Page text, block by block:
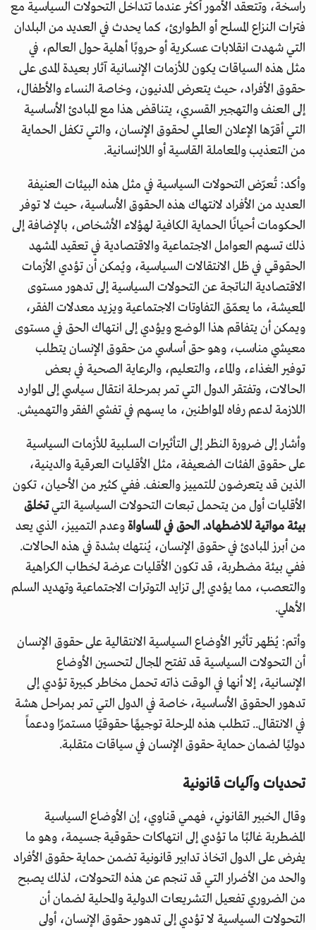
راسخة، وتتعقد الأمور أكثر عندما تتداخل التحولات السياسية مع
فترات النزاع المسلح أو الطوارئ، كما يحدث في العديد من البلدان
التي شهدت انقلابات عسكرية أو حروبًا أهلية حول العالم، في
مثل هذه السياقات يكون للأزمات الإنسانية آثار بعيدة المدى على
حقوق الأفراد، حيث يتعرض المدنيون، وخاصة النساء والأطفال،
إلى العنف والتهجير القسري، يتناقض هذا مع المبادئ الأساسية
التي أقرّها الإعلان العالمي لحقوق الإنسان، والتي تكفل الحماية
من التعذيب والمعاملة القاسية أو اللاإنسانية.
وأكد: تُعرّض التحولات السياسية في مثل هذه البيئات العنيفة
العديد من الأفراد لانتهاك هذه الحقوق الأساسية، حيث لا توفر
الحكومات أحيانًا الحماية الكافية لهؤلاء الأشخاص، بالإضافة إلى
ذلك تسهم العوامل الاجتماعية والاقتصادية في تعقيد المشهد
الحقوقي في ظل الانتقالات السياسية، ويُمكن أن تؤدي الأزمات
الاقتصادية الناتجة عن التحولات السياسية إلى تدهور مستوى
المعيشة، ما يعمّق التفاوتات الاجتماعية ويزيد معدلات الفقر،
ويمكن أن يتفاقم هذا الوضع ويؤدي إلى انتهاك الحق في مستوى
معيشي مناسب، وهو حق أساسي من حقوق الإنسان يتطلب
توفير الغذاء، والماء، والتعليم، والرعاية الصحية في بعض
الحالات، وتفتقر الدول التي تمر بمرحلة انتقال سياسي إلى الموارد
اللازمة لدعم رفاه المواطنين، ما يسهم في تفشي الفقر والتهميش.
وأشار إلى ضرورة النظر إلى التأثيرات السلبية للأزمات السياسية
على حقوق الفئات الضعيفة، مثل الأقليات العرقية والدينية،
الذين قد يتعرضون للتمييز والعنف. ففي كثير من الأحيان، تكون
الأقليات أول من يتحمل تبعات التحولات السياسية التيتخلق
بيئة مواتية للاضطهاد. الحق في المساواةوعدم التمييز، الذي يعد
من أبرز المبادئ في حقوق الإنسان، يُنتهك بشدة في هذه الحالات.
ففي بيئة مضطربة، قد تكون الأقليات عرضة لخطاب الكراهية
والتعصب، مما يؤدي إلى تزايد التوترات الاجتماعية وتهديد السلم
الأهلي.
وأتم: يُظهر تأثير الأوضاع السياسية الانتقالية على حقوق الإنسان
أن التحولات السياسية قد تفتح المجال لتحسين الأوضاع
الإنسانية، إلا أنها في الوقت ذاته تحمل مخاطر كبيرة تؤدي إلى
تدهور الحقوق الأساسية، خاصة في الدول التي تمر بمراحل هشة
في الانتقال.. تتطلب هذه المرحلة توجيهًا حقوقيًا مستمرًا ودعماً
دوليًا لضمان حماية حقوق الإنسان في سياقات متقلبة.
تحديات وآليات قانونية
وقال الخبير القانوني، فهمي قناوي، إن الأوضاع السياسية
المضطربة غالبًا ما تؤدي إلى انتهاكات حقوقية جسيمة، وهو ما
يفرض على الدول اتخاذ تدابير قانونية تضمن حماية حقوق الأفراد
والحد من الأضرار التي قد تنجم عن هذه التحولات، لذلك يصبح
من الضروري تفعيل التشريعات الدولية والمحلية لضمان أن
التحولات السياسية لا تؤدي إلى تدهور حقوق الإنسان، أولى